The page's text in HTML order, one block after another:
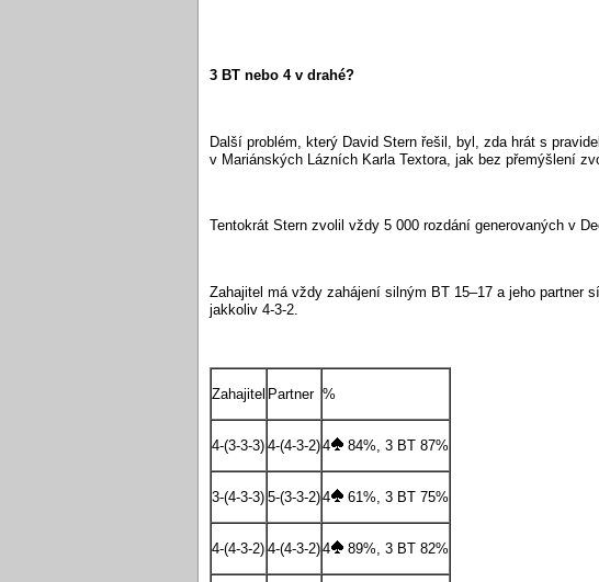
3 BT nebo 4 v drahé?
Další problém, který David Stern řešil, byl, zda hrát s
v Mariánských Lázních Karla Textora, jak bez přemýšlení
Tentokrát Stern zvolil vždy 5 000 rozdání generovaných v
Zahajitel má vždy zahájení silným BT 15–17 a jeho partner
jakkoliv 4-3-2.
Zahajitel Partner %
4-(3-3-3) 4-(4-3-2)4 84%, 3 BT 87%
3-(4-3-3) 5-(3-3-2)4 61%, 3 BT 75%
4-(4-3-2) 4-(4-3-2)4 89%, 3 BT 82%